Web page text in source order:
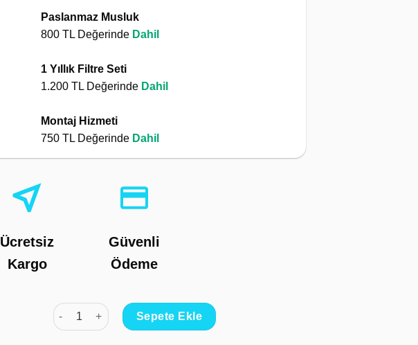
Paslanmaz Musluk
800 TL Değerinde Dahil
1 Yıllık Filtre Seti
1.200 TL Değerinde Dahil
Montaj Hizmeti
750 TL Değerinde Dahil
Ücretsiz
Kargo
Güvenli
Ödeme
AHS ECO Pompasız Su Arıtma Cihazı adet
Sepete Ekle